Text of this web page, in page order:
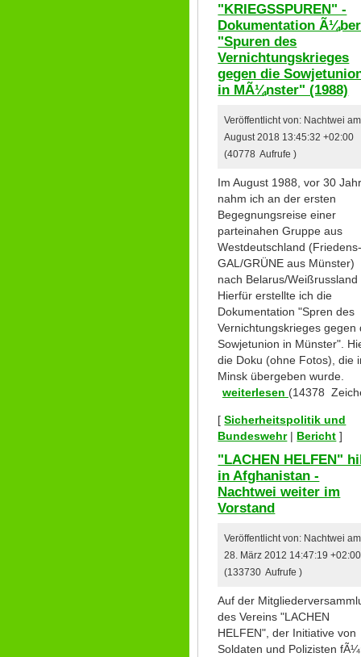
"KRIEGSSPUREN" -
Dokumentation Ã¼ber
"Spuren des
Vernichtungskrieges
gegen die
in MÃ¼nster" (1988)
Veröffentlicht von: Nachtwei
August 2018 13:45:32 +02:00
(40778 Aufrufe )
Im August 1988, vor 30
nahm ich an der ersten
Begegnungsreise einer
parteinahen Gruppe aus
Westdeutschland
GAL/GRÜNE aus Münster)
nach Belarus/Weißrussland
Hierfür erstellte ich die
Dokumentation "Spren des
Vernichtungskrieges gegen
Sowjetunion in Münster".
die Doku (ohne Fotos), die
Minsk übergeben wurde.
weiterlesen (14378
[Sicherheitspolitik und
Bundeswehr| Bericht ]
"LACHEN HELFEN"
in Afghanistan -
Nachtwei weiter im
Vorstand
Veröffentlicht von: Nachtwei am
28. März 2012 14:47:19 +02:00
(133730 Aufrufe )
Auf der
des Vereins "LACHEN
HELFEN", der Initiative von
Soldaten und Polizisten